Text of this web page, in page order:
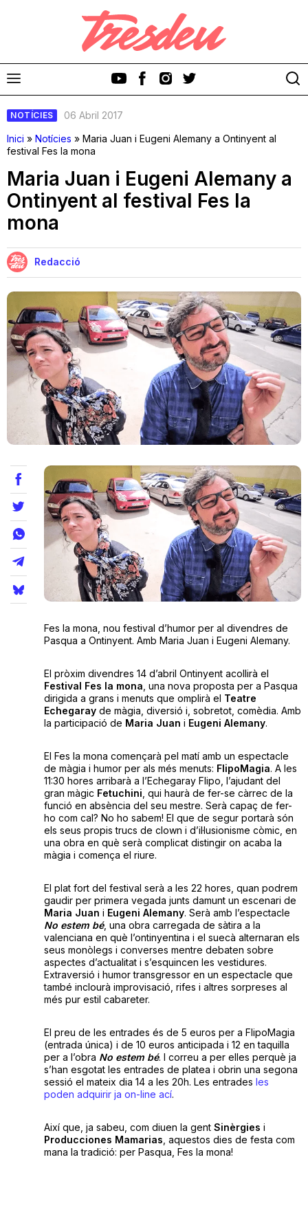
Discos
Festivals
Teatre
Internet
Opinió
Llibres
La Llista
Llocs
NOTÍCIES
06 Abril 2017
Inici » Notícies » Maria Juan i Eugeni Alemany a Ontinyent al
festival Fes la mona
Maria Juan i Eugeni Alemany a
Ontinyent al festival Fes la
mona
Redacció
Fes la mona, nou festival d’humor per al divendres de
Pasqua a Ontinyent. Amb Maria Juan i Eugeni Alemany.
El pròxim divendres 14 d’abril Ontinyent acollirà el
Festival Fes la mona , una nova proposta per a Pasqua
dirigida a grans i menuts que omplirà el Teatre
Echegarayde màgia, diversió i, sobretot, comèdia. Amb
la participació de Maria Juan i Eugeni Alemany.
El Fes la mona començarà pel matí amb un espectacle
de màgia i humor per als més menuts: FlipoMagia. A les
11:30 hores arribarà a l’Echegaray Flipo, l’ajudant del
gran màgic Fetuchini , qui haurà de fer-se càrrec de la
funció en absència del seu mestre. Serà capaç de fer-
ho com cal? No ho sabem! El que de segur portarà són
els seus propis trucs de clown i d’il·lusionisme còmic, en
una obra en què serà complicat distingir on acaba la
màgia i comença el riure.
El plat fort del festival serà a les 22 hores, quan podrem
gaudir per primera vegada junts damunt un escenari de
Maria Juan i Eugeni Alemany. Serà amb l’espectacle
No estem bé, una obra carregada de sàtira a la
valenciana en què l’ontinyentina i el suecà alternaran els
seus monòlegs i converses mentre debaten sobre
aspectes d’actualitat i s’esquincen les vestidures.
Extraversió i humor transgressor en un espectacle que
també inclourà improvisació, rifes i altres sorpreses al
més pur estil cabareter.
El preu de les entrades és de 5 euros per a FlipoMagia
(entrada única) i de 10 euros anticipada i 12 en taquilla
per a l’obra No estem bé. I correu a per elles perquè ja
s’han esgotat les entrades de platea i obrin una segona
sessió el mateix dia 14 a les 20h. Les entrades les
poden adquirir ja on-line ací.
Així que, ja sabeu, com diuen la gent Sinèrgies i
Producciones Mamarias , aquestos dies de festa com
mana la tradició: per Pasqua, Fes la mona!